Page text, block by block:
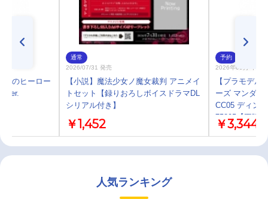
僕のヒーロー
ver.
通常
2026/07/31 発売
【小説】魔法少女ノ魔女裁判 アニメイ
トセット【録りおろしボイスドラマDL
シリアル付き】
￥1,452
予約
2026年09月 中 発
【プラモデル
ーズ マンダロ
CC05 ディン
75805【再販】
￥3,344
人気ランキング